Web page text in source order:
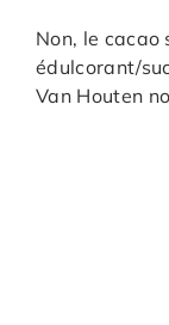
Non, le cacao
édulcorant/
Van Houten